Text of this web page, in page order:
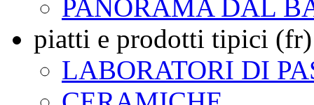
PANORAMA DAL
piatti e prodotti tipici (fr)
LABORATORI DI